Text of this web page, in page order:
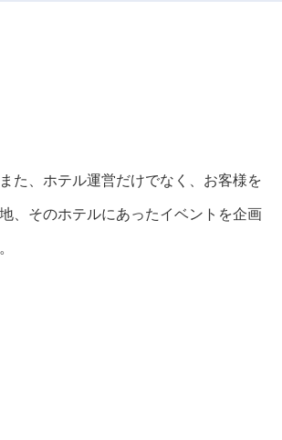
た、ホテル運営だけでなく、お客様を
、そのホテルにあったイベントを企画